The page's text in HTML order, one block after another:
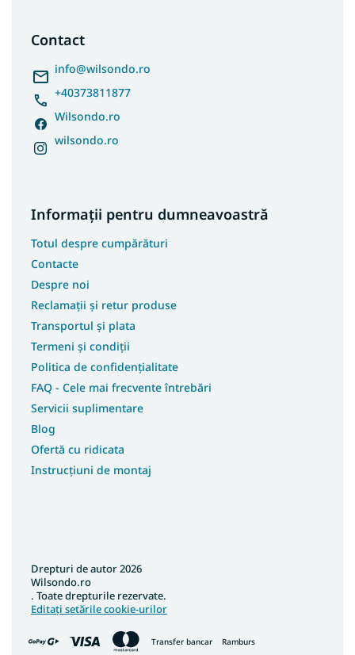
Contact
info@wilsondo.ro
+40373811877
Wilsondo.ro
wilsondo.ro
Informații pentru dumneavoastră
Totul despre cumpărături
Contacte
Despre noi
Reclamații și retur produse
Transportul și plata
Termeni și condiții
Politica de confidențialitate
FAQ - Cele mai frecvente întrebări
Servicii suplimentare
Blog
Ofertă cu ridicata
Instrucțiuni de montaj
Transfer bancar Ramburs
Drepturi de autor 2026
Wilsondo.ro
. Toate drepturile rezervate.
Editați setările cookie-urilor